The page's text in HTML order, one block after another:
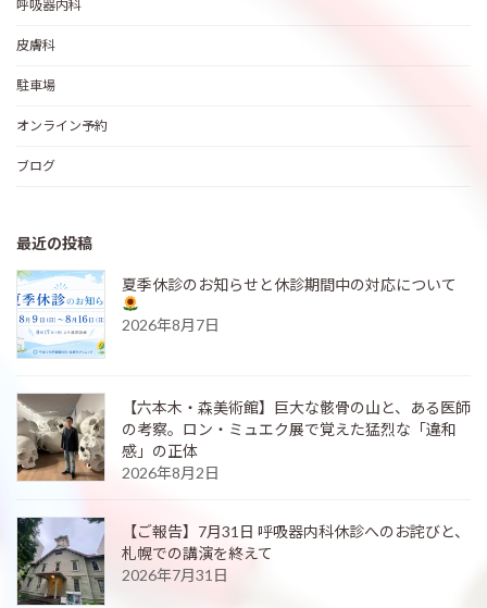
呼吸器内科
皮膚科
駐車場
オンライン予約
ブログ
最近の投稿
夏季休診のお知らせと休診期間中の対応について
2026年8月7日
【六本木・森美術館】巨大な骸骨の山と、ある医師
の考察。ロン・ミュエク展で覚えた猛烈な「違和
感」の正体
2026年8月2日
【ご報告】7月31日 呼吸器内科休診へのお詫びと、
札幌での講演を終えて
2026年7月31日